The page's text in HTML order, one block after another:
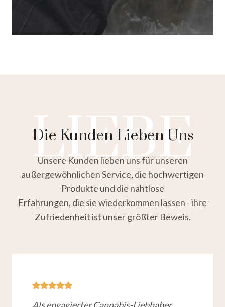
LIEBE
Die Kunden Lieben Uns
Unsere Kunden lieben uns für unseren
außergewöhnlichen Service, die hochwertigen
Produkte und die nahtlose
Erfahrungen, die sie wiederkommen lassen - ihre
Zufriedenheit ist unser größter Beweis.